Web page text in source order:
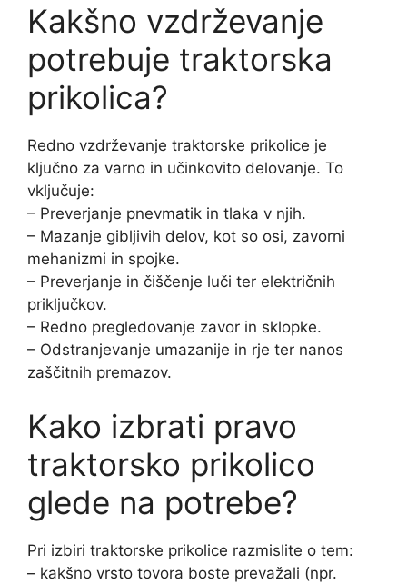
Kakšno vzdrževanje
potrebuje traktorska
prikolica?
Redno vzdrževanje traktorske prikolice je
ključno za varno in učinkovito delovanje. To
vključuje:
– Preverjanje pnevmatik in tlaka v njih.
– Mazanje gibljivih delov, kot so osi, zavorni
mehanizmi in spojke.
– Preverjanje in čiščenje luči ter električnih
priključkov.
– Redno pregledovanje zavor in sklopke.
– Odstranjevanje umazanije in rje ter nanos
zaščitnih premazov.
Kako izbrati pravo
traktorsko prikolico
glede na potrebe?
Pri izbiri traktorske prikolice razmislite o tem:
– kakšno vrsto tovora boste prevažali (npr.